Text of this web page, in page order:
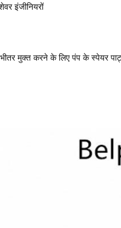
इंजीनियरों
मुक्त करने के लिए पंप के स्पेयर